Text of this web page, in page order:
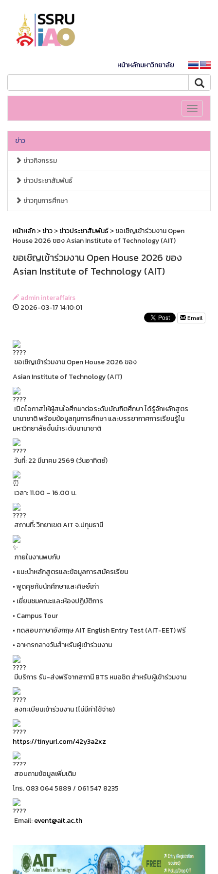
หน้าหลักมหาวิทยาลัย
Toggle
ข่าว
ข่าวกิจกรรม
ข่าวประชาสัมพันธ์
ข่าวทุนการศึกษา
หน้าหลัก>ข่าว>ข่าวประชาสัมพันธ์> ขอเชิญเข้าร่วมงาน Open
House 2026 ของ Asian Institute of Technology (AIT)
ขอเชิญเข้าร่วมงาน Open House 2026 ของ
Asian Institute of Technology (AIT)
admin interaffairs
2026-03-17 14:10:01
Email
ขอเชิญเข้าร่วมงาน Open House 2026 ของ
Asian Institute of Technology (AIT)
เปิดโอกาสให้ผู้สนใจศึกษาต่อระดับบัณฑิตศึกษา ได้รู้จักหลักสูตร
นานาชาติ พร้อมข้อมูลทุนการศึกษา และบรรยากาศการเรียนรู้ใน
มหาวิทยาลัยชั้นนำระดับนานาชาติ
วันที่: 22 มีนาคม 2569 (วันอาทิตย์)
เวลา: 11.00 – 16.00 น.
สถานที่: วิทยาเขต AIT จ.ปทุมธานี
ภายในงานพบกับ
• แนะนำหลักสูตรและข้อมูลการสมัครเรียน
• พูดคุยกับนักศึกษาและศิษย์เก่า
• เยี่ยมชมคณะและห้องปฏิบัติการ
• Campus Tour
• ทดสอบภาษาอังกฤษ AIT English Entry Test (AIT-EET) ฟรี
• อาหารกลางวันสำหรับผู้เข้าร่วมงาน
มีบริการ รับ-ส่งฟรีจากสถานี BTS หมอชิต สำหรับผู้เข้าร่วมงาน
ลงทะเบียนเข้าร่วมงาน (ไม่มีค่าใช้จ่าย)
https://tinyurl.com/42y3a2xz
สอบถามข้อมูลเพิ่มเติม
โทร. 083 064 5889 / 061 547 8235
Email:event@ait.ac.th